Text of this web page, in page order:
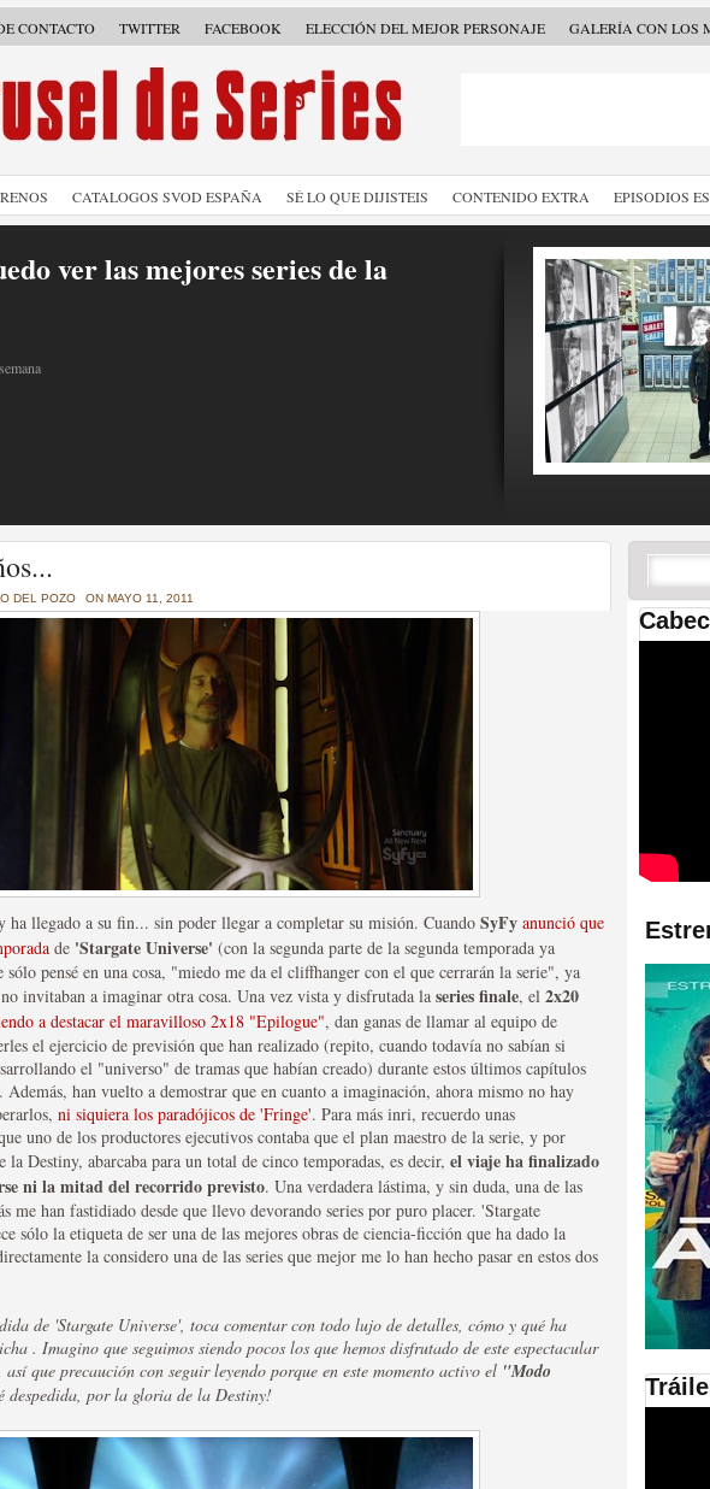
CONTACTO TWITTER FACEBOOK ELECCIÓN DEL MEJOR PERSONAJE GALERÍA CON LOS
CATALOGOS SVOD ESPAÑA SÉ LO QUE DIJISTEIS CONTENIDO EXTRA EPISODIOS
ver las mejores series de la
por todas las temporadas de Game
a través de sus mejores tráilers
de los jugadores de la ficción
en las plataformas SVOD
de caducidad
de las 500 series al año se superará
Valley
DEL POZO ON MAYO 11, 2011
ha llegado a su fin... sin poder llegar a completar su misión. Cuando SyFy anunció que
de 'Stargate Universe' (con la segunda parte de la segunda temporada ya
sólo pensé en una cosa, "miedo me da el cliffhanger con el que cerrarán la serie", ya
no invitaban a imaginar otra cosa. Una vez vista y disfrutada la series finale, el 2x20
a destacar el maravilloso 2x18 "Epilogue", dan ganas de llamar al equipo de
el ejercicio de previsión que han realizado (repito, cuando todavía no sabían si
el "universo" de tramas que habían creado) durante estos últimos capítulos
Además, han vuelto a demostrar que en cuanto a imaginación, ahora mismo no hay
ni siquiera los paradójicos de 'Fringe'. Para más inri, recuerdo unas
uno de los productores ejecutivos contaba que el plan maestro de la serie, y por
la Destiny, abarcaba para un total de cinco temporadas, es decir, el viaje ha finalizado
ni la mitad del recorrido previsto. Una verdadera lástima, y sin duda, una de las
me han fastidiado desde que llevo devorando series por puro placer. 'Stargate
sólo la etiqueta de ser una de las mejores obras de ciencia-ficción que ha dado la
la considero una de las series que mejor me lo han hecho pasar en estos dos
de 'Stargate Universe', toca comentar con todo lujo de detalles, cómo y qué ha
. Imagino que seguimos siendo pocos los que hemos disfrutado de este espectacular
que precaución con seguir leyendo porque en este momento activo el "Modo
despedida, por la gloria de la Destiny!